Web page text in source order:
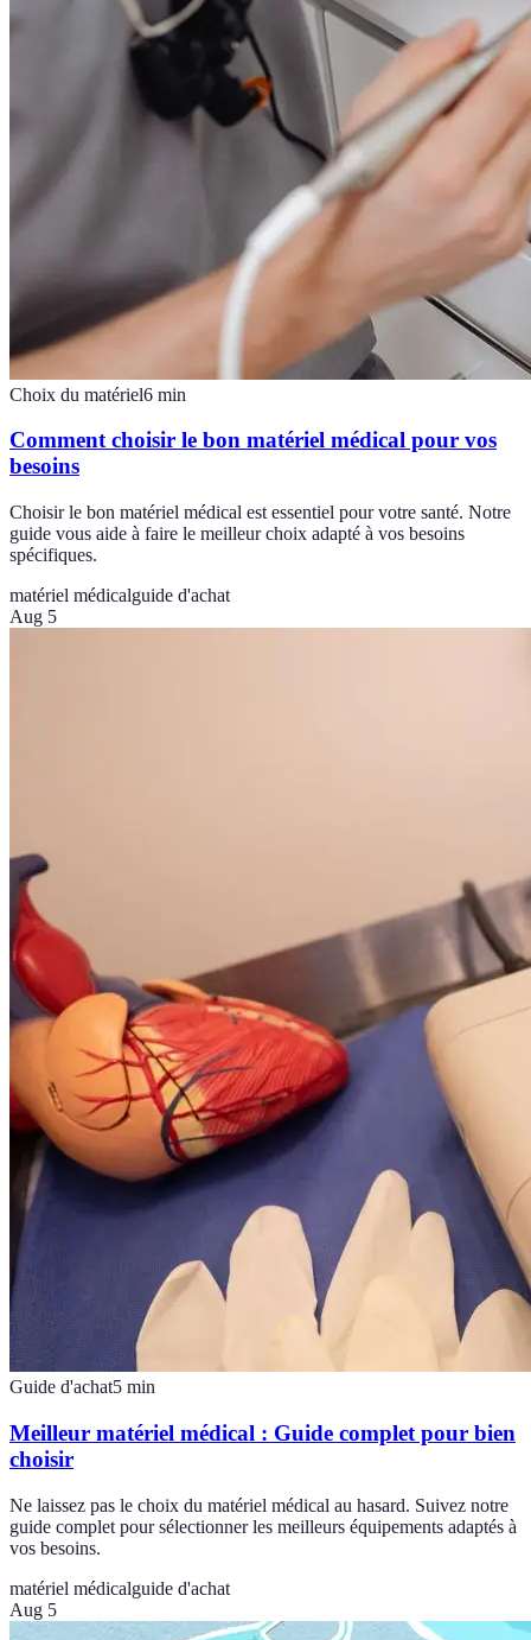
Choix du matériel6 min
Comment choisir le bon matériel médical pour vos
besoins
Choisir le bon matériel médical est essentiel pour votre santé. Notre
guide vous aide à faire le meilleur choix adapté à vos besoins
spécifiques.
matériel médicalguide d'achat
Aug 5
Guide d'achat5 min
Meilleur matériel médical : Guide complet pour bien
choisir
Ne laissez pas le choix du matériel médical au hasard. Suivez notre
guide complet pour sélectionner les meilleurs équipements adaptés à
vos besoins.
matériel médicalguide d'achat
Aug 5